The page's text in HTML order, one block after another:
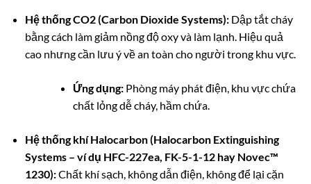
Hệ thống CO2 (Carbon Dioxide Systems):Dập tắt cháy
bằng cách làm giảm nồng độ oxy và làm lạnh. Hiệu quả
cao nhưng cần lưu ý về an toàn cho người trong khu vực.
Ứng dụng:Phòng máy phát điện, khu vực chứa
chất lỏng dễ cháy, hầm chứa.
Hệ thống khí Halocarbon (Halocarbon Extinguishing
Systems – ví dụ HFC-227ea, FK-5-1-12 hay Novec™
1230):Chất khí sạch, không dẫn điện, không để lại cặn